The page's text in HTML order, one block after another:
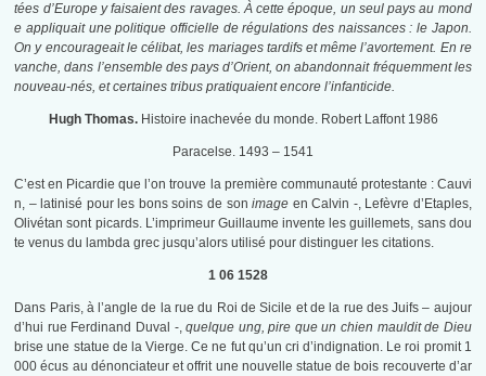
tées d’Europe y faisaient des ravages. À cette époque, un seulpays au mond
e appliquait une politique officielle de régulations des naissances : le Japon.
On y encourageait le célibat, les mariages tardifs et même l’avortement. En re
vanche, dans l’ensemble des pays d’Orient, on abandonnait fréquemment les
nouveau-nés, et certaines tribus pratiquaient encore l’infanticide.
Hugh Thomas. Histoire inachevée du monde. Robert Laffont 1986
Paracelse. 1493 – 1541
C’est en Picardie que l’on trouve la première communauté protestante : Cauvi
n, – latinisé pour les bons soins de sonimage en Calvin -, Lefèvre d’Etaples,
Olivétan sont picards. L’imprimeur Guillaume invente les guillemets, sans dou
te venus du lambda grec jusqu’alors utilisé pour distinguer les citations.
1 06 1528
Dans Paris, à l’angle de la rue du Roi de Sicile et de la rue des Juifs – aujour
d’hui rue Ferdinand Duval -,quelque ung, pire que un chien mauldit de Dieu
brise une statue de la Vierge. Ce ne fut qu’un cri d’indignation. Le roi promit 1
000 écus au dénonciateur et offrit une nouvelle statue de bois recouverte d’ar